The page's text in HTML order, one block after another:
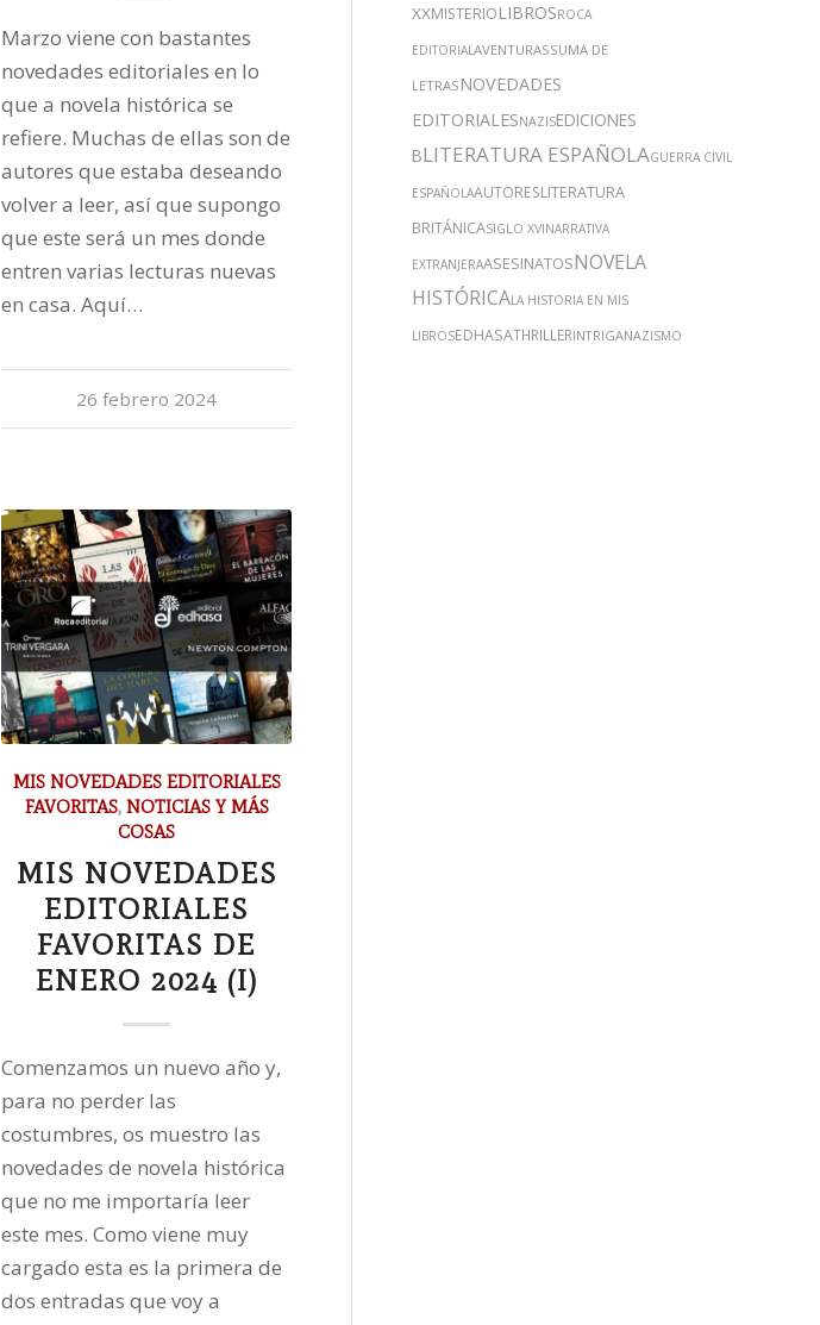
Marzo viene con bastantes
novedades editoriales en lo
que a novela histórica se
refiere. Muchas de ellas son de
autores que estaba deseando
volver a leer, así que supongo
que este será un mes donde
entren varias lecturas nuevas
en casa. Aquí…
26 febrero 2024
MIS NOVEDADES EDITORIALES
FAVORITAS, NOTICIAS Y MÁS
COSAS
MIS NOVEDADES
EDITORIALES
FAVORITAS DE
ENERO 2024 (I)
Comenzamos un nuevo año y,
para no perder las
costumbres, os muestro las
novedades de novela histórica
que no me importaría leer
este mes. Como viene muy
cargado esta es la primera de
dos entradas que voy a
XXMISTERIOLIBROSROCA
EDITORIALAVENTURASSUMA DE
LETRAS NOVEDADES
EDITORIALESNAZISEDICIONES
BLITERATURA ESPAÑOLAGUERRA CIVIL
ESPAÑOLAAUTORESLITERATURA
BRITÁNICASIGLO XVINARRATIVA
EXTRANJERAASESINATOSNOVELA
HISTÓRICALA HISTORIA EN MIS
LIBROSEDHASATHRILLERINTRIGANAZISMO